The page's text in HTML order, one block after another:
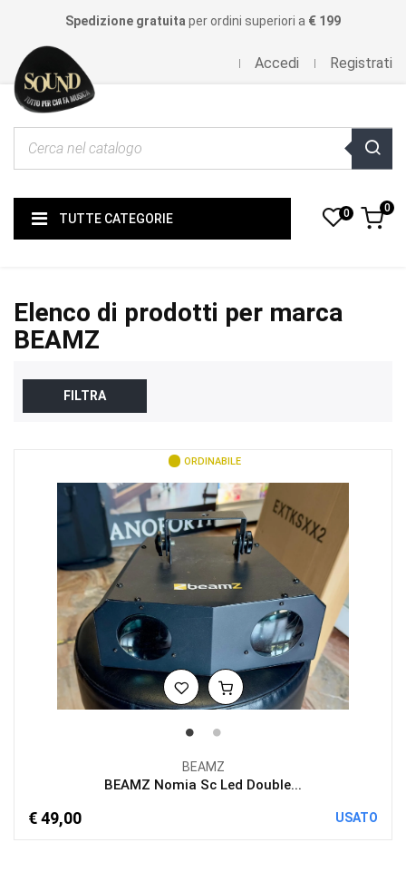
Spedizione gratuita per ordini superiori a € 199
Accedi Registrati
TUTTE CATEGORIE 0 0
Elenco di prodotti per marca
BEAMZ
FILTRA
ORDINABILE
BEAMZ
BEAMZ Nomia Sc Led Double...
€ 49,00 USATO